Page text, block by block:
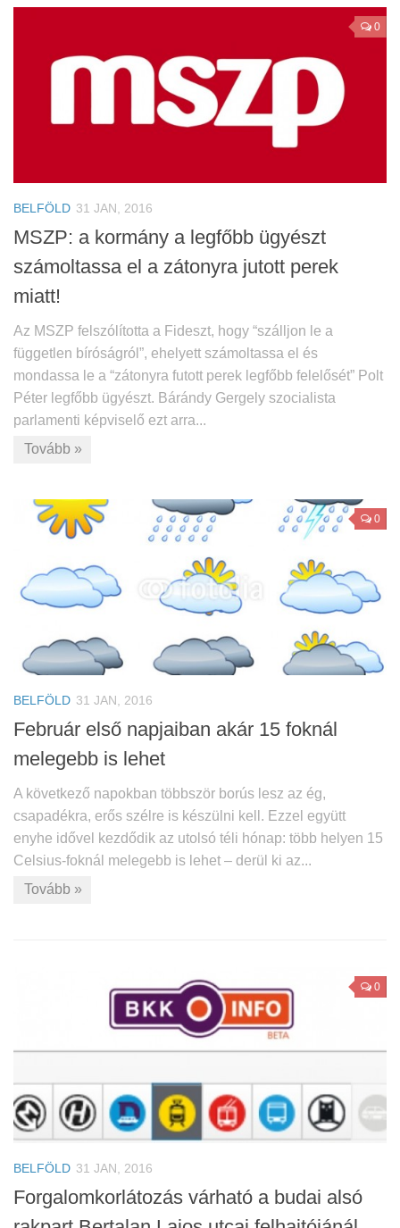
0
BELFÖLD 31 JAN, 2016
MSZP: a kormány a legfőbb ügyészt
számoltassa el a zátonyra jutott perek
miatt!
Az MSZP felszólította a Fideszt, hogy “szálljon le a
független bíróságról”, ehelyett számoltassa el és
mondassa le a “zátonyra futott perek legfőbb felelősét” Polt
Péter legfőbb ügyészt. Bárándy Gergely szocialista
parlamenti képviselő ezt arra...
Tovább »
0
BELFÖLD 31 JAN, 2016
Február első napjaiban akár 15 foknál
melegebb is lehet
A következő napokban többször borús lesz az ég,
csapadékra, erős szélre is készülni kell. Ezzel együtt
enyhe idővel kezdődik az utolsó téli hónap: több helyen 15
Celsius-foknál melegebb is lehet – derül ki az...
Tovább »
0
BELFÖLD 31 JAN, 2016
Forgalomkorlátozás várható a budai alsó